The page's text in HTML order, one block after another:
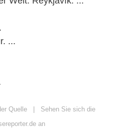
...
Quelle | Sehen Sie sich die
an